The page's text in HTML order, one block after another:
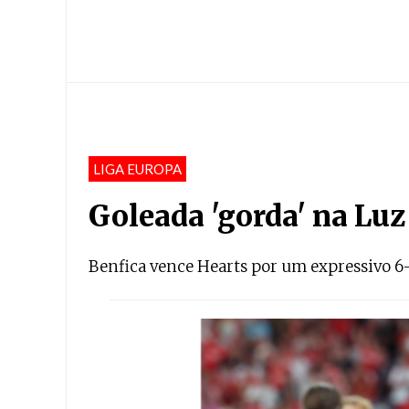
LIGA EUROPA
Goleada 'gorda' na Luz
Benfica vence Hearts por um expressivo